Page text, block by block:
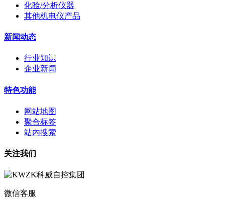
化验/分析仪器
其他机电仪产品
新闻动态
行业知识
企业新闻
特色功能
网站地图
聚合标签
站内搜索
关注我们
微信客服